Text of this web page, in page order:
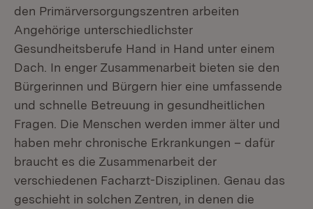
den Primärversorgungszentren arbeiten
Angehörige unterschiedlichster
Gesundheitsberufe Hand in Hand unter einem
Dach. In enger Zusammenarbeit bieten sie den
Bürgerinnen und Bürgern hier eine umfassende
und schnelle Betreuung in gesundheitlichen
Fragen. Die Menschen werden immer älter und
haben mehr chronische Erkrankungen – dafür
braucht es die Zusammenarbeit der
verschiedenen Facharzt-Disziplinen. Genau das
geschieht in solchen Zentren, in denen die